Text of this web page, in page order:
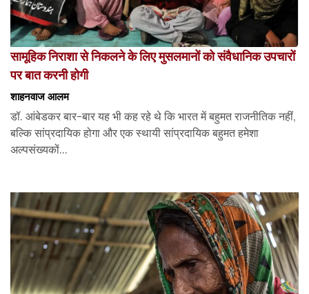
सामूहिक निराशा से निकलने के लिए मुसलमानों को संवैधानिक उपचारों
पर बात करनी होगी
शाहनवाज आलम
डॉ. आंबेडकर बार-बार यह भी कह रहे थे कि भारत में बहुमत राजनीतिक नहीं,
बल्कि सांप्रदायिक होगा और एक स्थायी सांप्रदायिक बहुमत हमेशा
अल्पसंख्यकों...